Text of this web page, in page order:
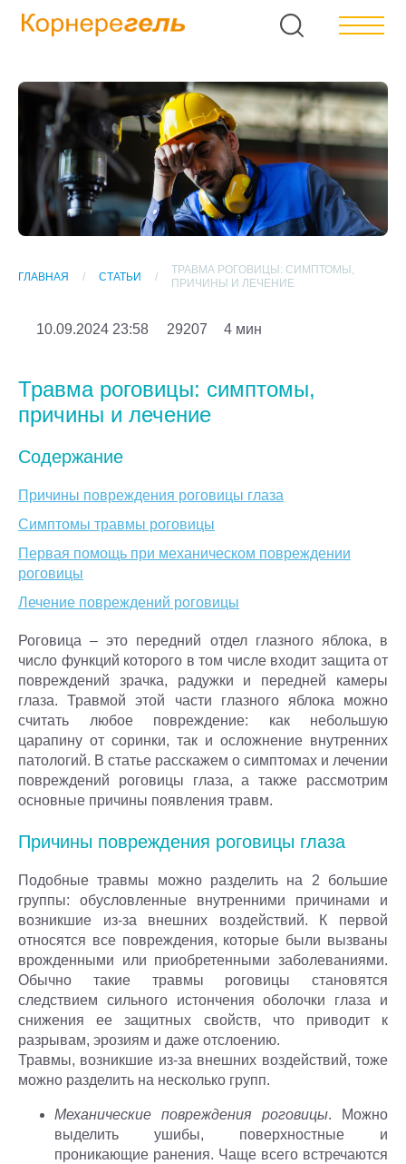
ГЛАВНАЯ СТАТЬИ
ТРАВМА РОГОВИЦЫ: СИМПТОМЫ,
ПРИЧИНЫ И ЛЕЧЕНИЕ
10.09.2024 23:58 29207 4 мин
Травма роговицы: симптомы,
причины и лечение
Содержание
Причины повреждения роговицы глаза
Симптомы травмы роговицы
Первая помощь при механическом повреждении
роговицы
Лечение повреждений роговицы
Роговица – это передний отдел глазного яблока, в
число функций которого в том числе входит защита от
повреждений зрачка, радужки и передней камеры
глаза. Травмой этой части глазного яблока можно
считать любое повреждение: как небольшую
царапину от соринки, так и осложнение внутренних
патологий. В статье расскажем о симптомах и лечении
повреждений роговицы глаза, а также рассмотрим
основные причины появления травм.
Причины повреждения роговицы глаза
Подобные травмы можно разделить на 2 большие
группы: обусловленные внутренними причинами и
возникшие из-за внешних воздействий. К первой
относятся все повреждения, которые были вызваны
врожденными или приобретенными заболеваниями.
Обычно такие травмы роговицы становятся
следствием сильного истончения оболочки глаза и
снижения ее защитных свойств, что приводит к
разрывам, эрозиям и даже отслоению.
Травмы, возникшие из-за внешних воздействий, тоже
можно разделить на несколько групп.
Механические повреждения роговицы. Можно
выделить ушибы, поверхностные и
проникающие ранения. Чаще всего встречаются